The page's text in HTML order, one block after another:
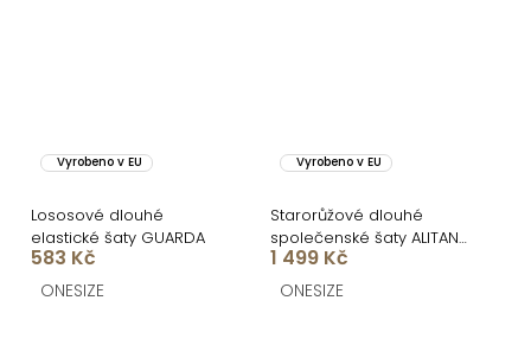
Vyrobeno v EU
Lososové dlouhé
elastické šaty GUARDA
583 Kč
ONESIZE
Vyrobeno v EU
Starorůžové dlouhé
společenské šaty ALITAN
s rozparkem
1 499 Kč
ONESIZE